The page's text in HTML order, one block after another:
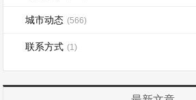
城市动态 (566)
联系方式 (1)